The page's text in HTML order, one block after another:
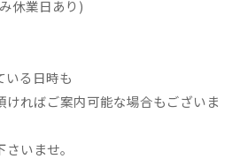
休業日あり)
る日時も
ければご案内可能な場合もございま
いませ。